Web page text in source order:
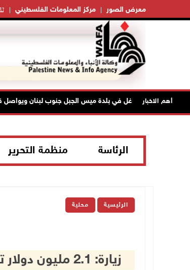
مركز المعلومات الفلسطيني معرض الصور
أهم الاخبار
الاحتلال يتوغل في بلدة ميس الجبل جنوب لبنان ويواصل
الرئاسة منظمة التحرير
الرئيسية محلية
زيارة: 2.1 مليون دولار تمويل اضافي من الكويت لمشاريع في غزة